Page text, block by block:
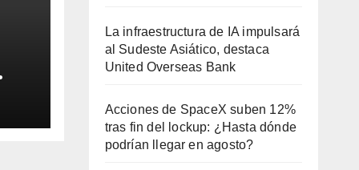
La infraestructura de IA impulsará
al Sudeste Asiático, destaca
United Overseas Bank
Acciones de SpaceX suben 12%
tras fin del lockup: ¿Hasta dónde
podrían llegar en agosto?